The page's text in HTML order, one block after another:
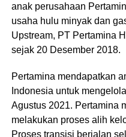
anak perusahaan
usaha hulu minyak dan
Upstream, PT Pertamina
sejak 20 Desember 2018.
Pertamina mendapatkan
Indonesia untuk
Agustus 2021. Pertamina
melakukan proses alih
Proses transisi berjalan